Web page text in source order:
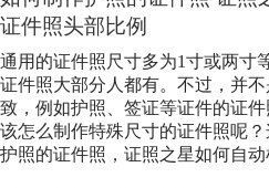
证件照头部比例
通用的证件照尺寸多为1寸或两寸
证件照大部分人都有。不过，并
致，例如护照、签证等证件的证
该怎么制作特殊尺寸的证件照呢
护照的证件照，证照之星如何自动